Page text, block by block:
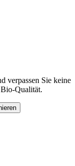
verpassen Sie keine
Qualität.